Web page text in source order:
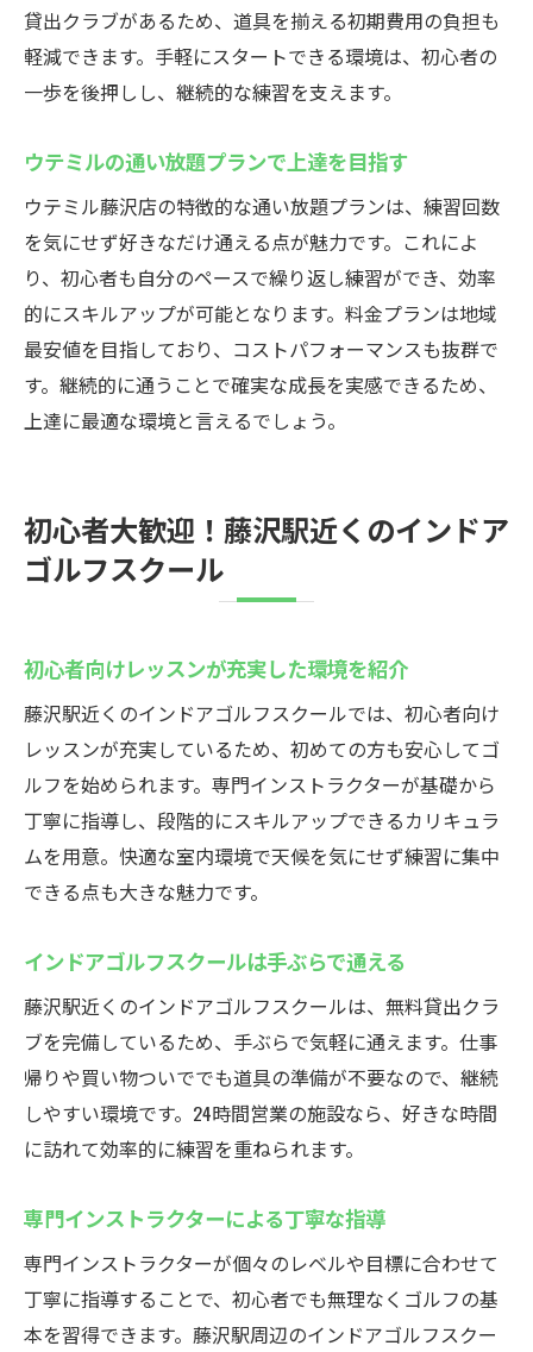
効率的な練習時間の使い方を提案
藤沢駅で毎日練習できる環境が整う
好きなタイミングでスキルアップできる
ルウテミル
インドアゴルフスクールで基礎から学べる
安心感
経験ゼロでも始めやすいサポート体制
初心者歓迎の雰囲気が心強いポイント
無料体験やレッスンで不安を解消
ウテミルなら無理なくゴルフデビュー可能
しよう
インドアゴルフスクールの快適な練習空間
設備充実のウテミルで効率的に上達
貸出クラブと通い放題で手軽に継続
藤沢駅周辺で最適な練習環境を体感
貸出クラブがあるため、道具を揃える初期費用の負担も
軽減できます。手軽にスタートできる環境は、初心者の
一歩を後押しし、継続的な練習を支えます。
ウテミルの通い放題プランで上達を目指す
ウテミル藤沢店の特徴的な通い放題プランは、練習回数
を気にせず好きなだけ通える点が魅力です。これによ
り、初心者も自分のペースで繰り返し練習ができ、効率
的にスキルアップが可能となります。料金プランは地域
最安値を目指しており、コストパフォーマンスも抜群で
す。継続的に通うことで確実な成長を実感できるため、
上達に最適な環境と言えるでしょう。
初心者大歓迎！藤沢駅近くのインドア
ゴルフスクール
初心者向けレッスンが充実した環境を紹介
藤沢駅近くのインドアゴルフスクールでは、初心者向け
レッスンが充実しているため、初めての方も安心してゴ
ルフを始められます。専門インストラクターが基礎から
丁寧に指導し、段階的にスキルアップできるカリキュラ
ムを用意。快適な室内環境で天候を気にせず練習に集中
できる点も大きな魅力です。
インドアゴルフスクールは手ぶらで通える
藤沢駅近くのインドアゴルフスクールは、無料貸出クラ
ブを完備しているため、手ぶらで気軽に通えます。仕事
帰りや買い物ついででも道具の準備が不要なので、継続
しやすい環境です。24時間営業の施設なら、好きな時間
に訪れて効率的に練習を重ねられます。
専門インストラクターによる丁寧な指導
専門インストラクターが個々のレベルや目標に合わせて
丁寧に指導することで、初心者でも無理なくゴルフの基
本を習得できます。藤沢駅周辺のインドアゴルフスクー